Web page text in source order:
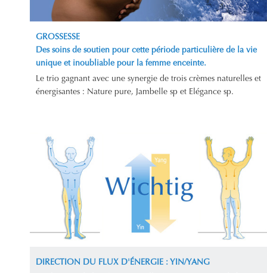
GROSSESSE
Des soins de soutien pour cette période particulière de la vie
unique et inoubliable pour la femme enceinte.
Le trio gagnant avec une synergie de trois crèmes naturelles et
énergisantes : Nature pure, Jambelle sp et Elégance sp.
DIRECTION DU FLUX D'ÉNERGIE : YIN/YANG